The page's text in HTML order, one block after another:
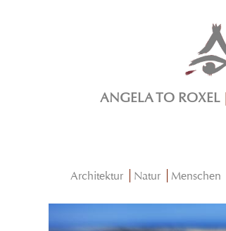
ANGELA TO ROXEL
Architektur Natur Menschen